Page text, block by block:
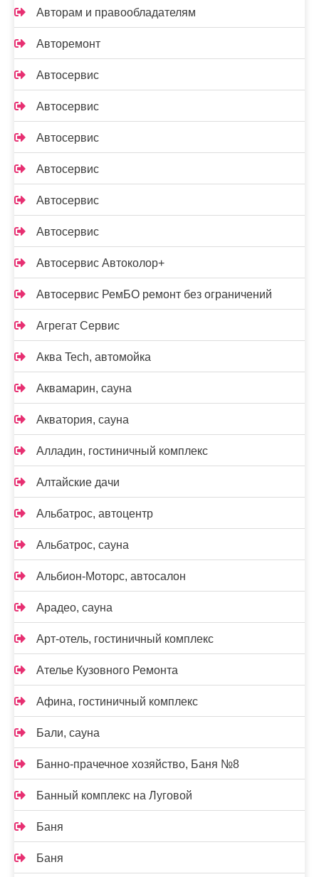
Авторам и правообладателям
Авторемонт
Автосервис
Автосервис
Автосервис
Автосервис
Автосервис
Автосервис
Автосервис Автоколор+
Автосервис РемБО ремонт без ограничений
Агрегат Сервис
Аква Tech, автомойка
Аквамарин, сауна
Акватория, сауна
Алладин, гостиничный комплекс
Алтайские дачи
Альбатрос, автоцентр
Альбатрос, сауна
Альбион-Моторс, автосалон
Арадео, сауна
Арт-отель, гостиничный комплекс
Ателье Кузовного Ремонта
Афина, гостиничный комплекс
Бали, сауна
Банно-прачечное хозяйство, Баня №8
Банный комплекс на Луговой
Баня
Баня